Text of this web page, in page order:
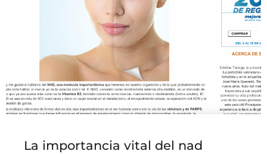
La importancia vital del nad